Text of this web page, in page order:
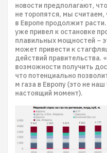
новости предполагают,
не торопятся, мы
в Европе продолжит
уже привел к остановке
плавильных мощностей –
может привести к
действий правительства.
возможности получить
что потенциально
м газа в Европу (это не
настоящий момент).